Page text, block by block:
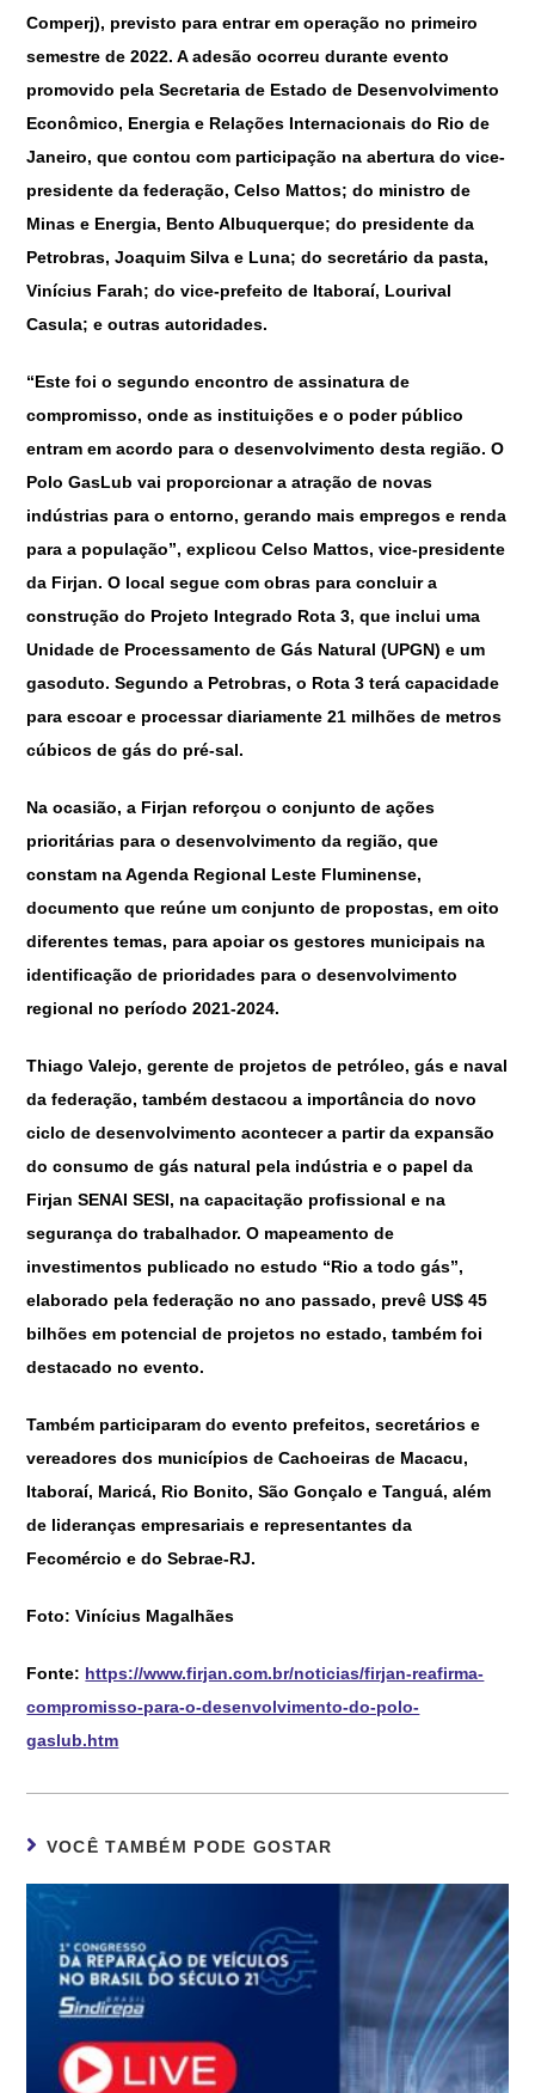
Comperj), previsto para entrar em operação no primeiro
semestre de 2022. A adesão ocorreu durante evento
promovido pela Secretaria de Estado de Desenvolvimento
Econômico, Energia e Relações Internacionais do Rio de
Janeiro, que contou com participação na abertura do vice-
presidente da federação, Celso Mattos; do ministro de
Minas e Energia, Bento Albuquerque; do presidente da
Petrobras, Joaquim Silva e Luna; do secretário da pasta,
Vinícius Farah; do vice-prefeito de Itaboraí, Lourival
Casula; e outras autoridades.
“Este foi o segundo encontro de assinatura de
compromisso, onde as instituições e o poder público
entram em acordo para o desenvolvimento desta região. O
Polo GasLub vai proporcionar a atração de novas
indústrias para o entorno, gerando mais empregos e renda
para a população”, explicou Celso Mattos, vice-presidente
da Firjan. O local segue com obras para concluir a
construção do Projeto Integrado Rota 3, que inclui uma
Unidade de Processamento de Gás Natural (UPGN) e um
gasoduto. Segundo a Petrobras, o Rota 3 terá capacidade
para escoar e processar diariamente 21 milhões de metros
cúbicos de gás do pré-sal.
Na ocasião, a Firjan reforçou o conjunto de ações
prioritárias para o desenvolvimento da região, que
constam na Agenda Regional Leste Fluminense,
documento que reúne um conjunto de propostas, em oito
diferentes temas, para apoiar os gestores municipais na
identificação de prioridades para o desenvolvimento
regional no período 2021-2024.
Thiago Valejo, gerente de projetos de petróleo, gás e naval
da federação, também destacou a importância do novo
ciclo de desenvolvimento acontecer a partir da expansão
do consumo de gás natural pela indústria e o papel da
Firjan SENAI SESI, na capacitação profissional e na
segurança do trabalhador. O mapeamento de
investimentos publicado no estudo “Rio a todo gás”,
elaborado pela federação no ano passado, prevê US$ 45
bilhões em potencial de projetos no estado, também foi
destacado no evento.
Também participaram do evento prefeitos, secretários e
vereadores dos municípios de Cachoeiras de Macacu,
Itaboraí, Maricá, Rio Bonito, São Gonçalo e Tanguá, além
de lideranças empresariais e representantes da
Fecomércio e do Sebrae-RJ.
Foto: Vinícius Magalhães
Fonte: https://www.firjan.com.br/noticias/firjan-reafirma-
compromisso-para-o-desenvolvimento-do-polo-
gaslub.htm
VOCÊ TAMBÉM PODE GOSTAR